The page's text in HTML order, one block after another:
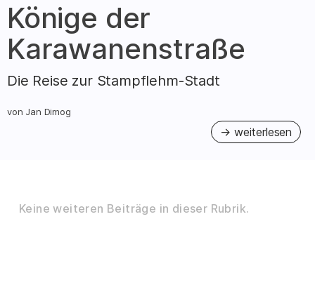
Könige der
Karawanenstraße
Die Reise zur Stampflehm-Stadt
von Jan Dimog
Keine weiteren Beiträge in dieser Rubrik.